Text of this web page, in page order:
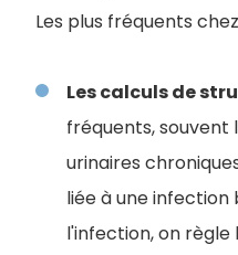
Les plus fréquents
Les calculs de
fréquents, souvent
urinaires
liée à une
l'infection, on règle